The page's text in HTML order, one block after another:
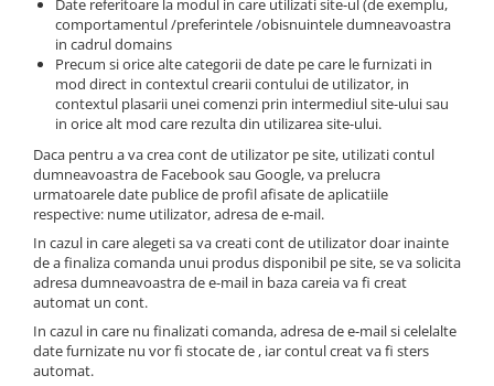
Tricouri tatici
Tricouri drumetii
Tricouri pescari
Tricouri gameri
Tricouri music is life
Tricouri sporturi de iarna
Tricouri snowboard
Tricouri ski
Halloween
Tricouri aniversare
Tricouri cadou 20 ani
Tricouri cadou 30 ani
Date referitoare la modul in care utilizati site-ul (de exemplu,
comportamentul /preferintele /obisnuintele dumneavoastra
in cadrul domains
Precum si orice alte categorii de date pe care le furnizati in
mod direct in contextul crearii contului de utilizator, in
contextul plasarii unei comenzi prin intermediul site-ului sau
in orice alt mod care rezulta din utilizarea site-ului.
Daca pentru a va crea cont de utilizator pe site, utilizati contul
dumneavoastra de Facebook sau Google, va prelucra
urmatoarele date publice de profil afisate de aplicatiile
respective: nume utilizator, adresa de e-mail.
In cazul in care alegeti sa va creati cont de utilizator doar inainte
de a finaliza comanda unui produs disponibil pe site, se va solicita
adresa dumneavoastra de e-mail in baza careia va fi creat
automat un cont.
In cazul in care nu finalizati comanda, adresa de e-mail si celelalte
date furnizate nu vor fi stocate de , iar contul creat va fi sters
automat.